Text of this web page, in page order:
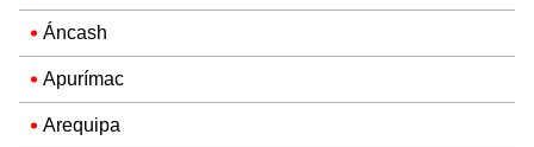
Áncash
Apurímac
Arequipa